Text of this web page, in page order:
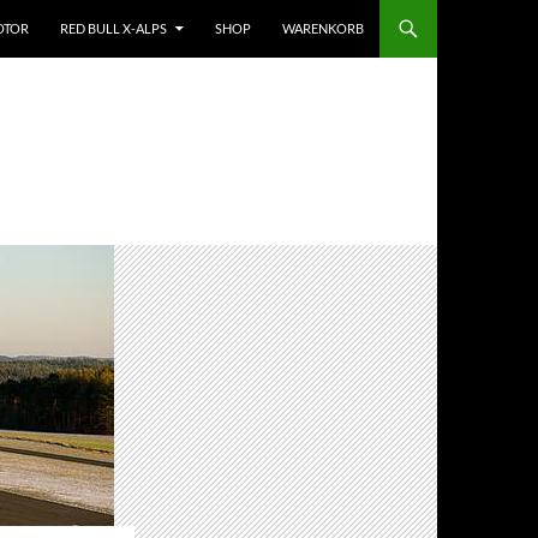
RED BULL X-ALPS SHOP WARENKORB